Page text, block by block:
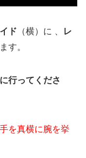
ド （横）に 、
レ
す。
行ってくださ
を真横に腕を挙